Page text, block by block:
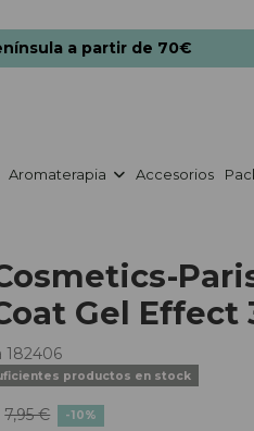
a partir de 70€
Aromaterapia Accesorios
Gel Effect
182406
productos en stock
7,95 € -10%